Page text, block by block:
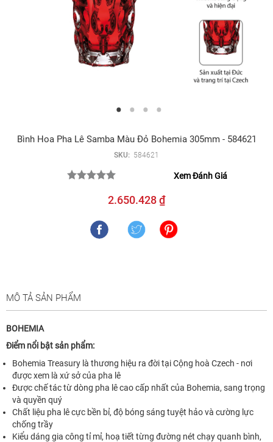
Bình Hoa Pha Lê Samba Màu Đỏ Bohemia 305mm - 584621
SKU: 584621
Xem Đánh Giá
2.650.428 ₫
MÔ TẢ SẢN PHẨM
BOHEMIA
Điểm nổi bật sản phẩm:
Bohemia Treasury là thương hiệu ra đời tại Cộng hoà Czech - nơi
được xem là xứ sở của pha lê
Được chế tác từ dòng pha lê cao cấp nhất của Bohemia, sang trọng
và quyền quý
Chất liệu pha lê cực bền bỉ, độ bóng sáng tuyệt hảo và cường lực
chống trầy
Kiểu dáng gia công tỉ mỉ, hoạ tiết từng đường nét chạy quanh bình,